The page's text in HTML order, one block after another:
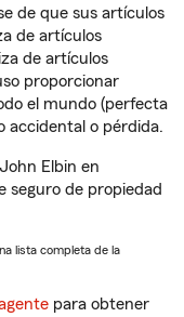
de que sus artículos
de artículos
de artículos
proporcionar
el mundo (perfecta
accidental o pérdida.
Elbin en
seguro de propiedad
lista completa de la
para obtener